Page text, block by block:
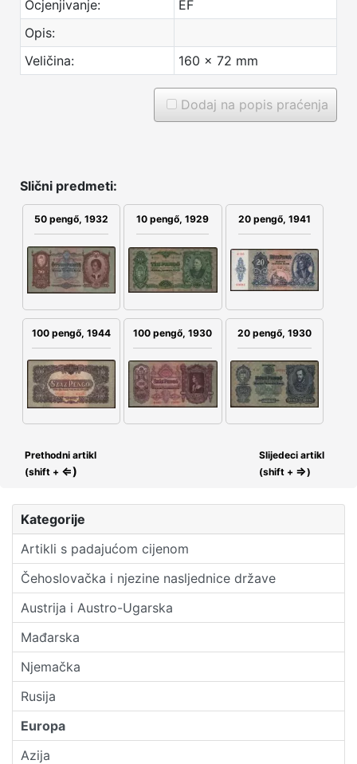
Kategorije
Artikli s padajućom cijenom
Čehoslovačka i njezine nasljednice države
Austrija i Austro-Ugarska
Mađarska
Njemačka
Rusija
Europa
Azija
Ocjenjivanje:
EF
Opis:
Veličina:
160 x 72 mm
Dodaj na popis praćenja
Slični predmeti:
50 pengő, 1932 10 pengő, 1929 20 pengő, 1941
100 pengő, 1944 100 pengő, 1930 20 pengő, 1930
Prethodni artikl
(shift + ⇐)
Slijedeci artikl
(shift + ⇒)